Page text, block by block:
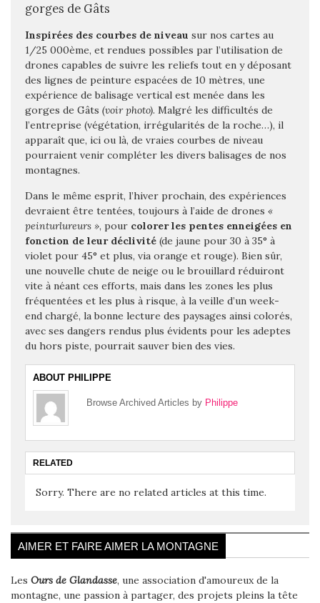
gorges de Gâts
Inspirées des courbes de niveau sur nos cartes au
1/25 000ème, et rendues possibles par l’utilisation de
drones capables de suivre les reliefs tout en y déposant
des lignes de peinture espacées de 10 mètres, une
expérience de balisage vertical est menée dans les
gorges de Gâts (voir photo). Malgré les difficultés de
l’entreprise (végétation, irrégularités de la roche…), il
apparaît que, ici ou là, de vraies courbes de niveau
pourraient venir compléter les divers balisages de nos
montagnes.
Dans le même esprit, l’hiver prochain, des expériences
devraient être tentées, toujours à l’aide de drones «
peinturlureurs », pour colorer les pentes enneigées en
fonction de leur déclivité (de jaune pour 30 à 35° à
violet pour 45° et plus, via orange et rouge). Bien sûr,
une nouvelle chute de neige ou le brouillard réduiront
vite à néant ces efforts, mais dans les zones les plus
fréquentées et les plus à risque, à la veille d’un week-
end chargé, la bonne lecture des paysages ainsi colorés,
avec ses dangers rendus plus évidents pour les adeptes
du hors piste, pourrait sauver bien des vies.
ABOUT PHILIPPE
Browse Archived Articles by Philippe
RELATED
Sorry. There are no related articles at this time.
AIMER ET FAIRE AIMER LA MONTAGNE
Les Ours de Glandasse, une association d'amoureux de la
montagne, une passion à partager, des projets pleins la tête